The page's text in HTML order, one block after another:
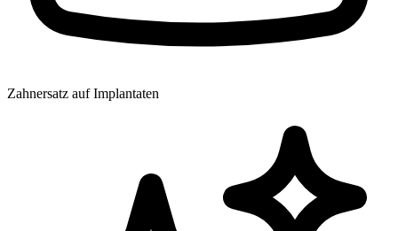
Zahnersatz auf Implantaten